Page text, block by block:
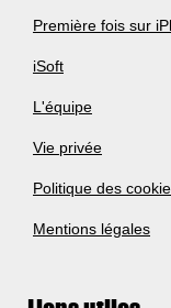
Première fois sur
iSoft
L'équipe
Vie privée
Politique des
Mentions légales